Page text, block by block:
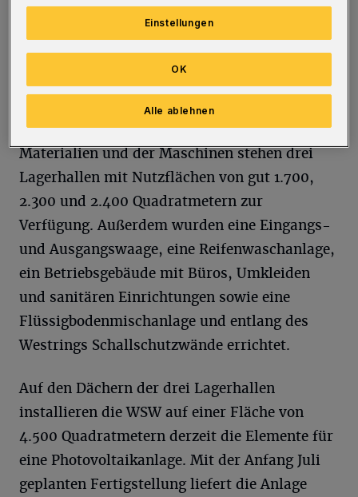
Arbeitsplätze“, heißt es. Das
Investitionsvolumen der AWG beläuft sich auf
mehr als zwölf Millionen Euro.
Für den BRA-Betrieb bzw. die Lagerung der
Materialien und der Maschinen stehen drei
Lagerhallen mit Nutzflächen von gut 1.700,
2.300 und 2.400 Quadratmetern zur
Verfügung. Außerdem wurden eine Eingangs-
und Ausgangswaage, eine Reifenwaschanlage,
ein Betriebsgebäude mit Büros, Umkleiden
und sanitären Einrichtungen sowie eine
Flüssigbodenmischanlage und entlang des
Westrings Schallschutzwände errichtet.
Auf den Dächern der drei Lagerhallen
installieren die WSW auf einer Fläche von
4.500 Quadratmetern derzeit die Elemente für
eine Photovoltaikanlage. Mit der Anfang Juli
geplanten Fertigstellung liefert die Anlage
Einstellungen
Alle ablehnen
OK